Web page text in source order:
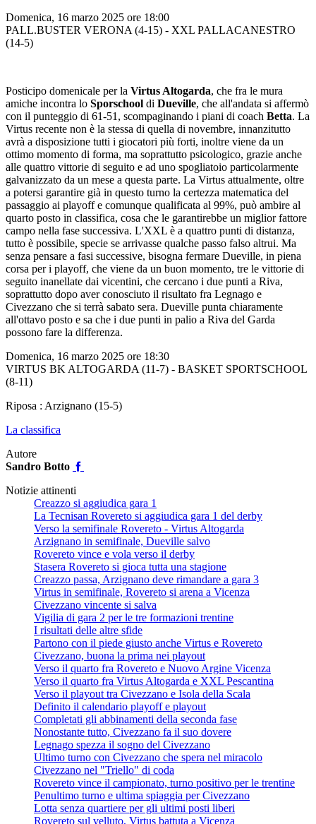
Domenica, 16 marzo 2025 ore 18:00
PALL.BUSTER VERONA (4-15) - XXL PALLACANESTRO
(14-5)
Posticipo domenicale per la Virtus Altogarda, che fra le mura
amiche incontra lo Sporschool di Dueville, che all'andata si affermò
con il punteggio di 61-51, scompaginando i piani di coach Betta. La
Virtus recente non è la stessa di quella di novembre, innanzitutto
avrà a disposizione tutti i giocatori più forti, inoltre viene da un
ottimo momento di forma, ma soprattutto psicologico, grazie anche
alle quattro vittorie di seguito e ad uno spogliatoio particolarmente
galvanizzato da un mese a questa parte. La Virtus attualmente, oltre
a potersi garantire già in questo turno la certezza matematica del
passaggio ai playoff e comunque qualificata al 99%, può ambire al
quarto posto in classifica, cosa che le garantirebbe un miglior fattore
campo nella fase successiva. L'XXL è a quattro punti di distanza,
tutto è possibile, specie se arrivasse qualche passo falso altrui. Ma
senza pensare a fasi successive, bisogna fermare Dueville, in piena
corsa per i playoff, che viene da un buon momento, tre le vittorie di
seguito inanellate dai vicentini, che cercano i due punti a Riva,
soprattutto dopo aver conosciuto il risultato fra Legnago e
Civezzano che si terrà sabato sera. Dueville punta chiaramente
all'ottavo posto e sa che i due punti in palio a Riva del Garda
possono fare la differenza.
Domenica, 16 marzo 2025 ore 18:30
VIRTUS BK ALTOGARDA (11-7) - BASKET SPORTSCHOOL
(8-11)
Riposa : Arzignano (15-5)
La classifica
Autore
Sandro Botto
Notizie attinenti
Creazzo si aggiudica gara 1
La Tecnisan Rovereto si aggiudica gara 1 del derby
Verso la semifinale Rovereto - Virtus Altogarda
Arzignano in semifinale, Dueville salvo
Rovereto vince e vola verso il derby
Stasera Rovereto si gioca tutta una stagione
Creazzo passa, Arzignano deve rimandare a gara 3
Virtus in semifinale, Rovereto si arena a Vicenza
Civezzano vincente si salva
Vigilia di gara 2 per le tre formazioni trentine
I risultati delle altre sfide
Partono con il piede giusto anche Virtus e Rovereto
Civezzano, buona la prima nei playout
Verso il quarto fra Rovereto e Nuovo Argine Vicenza
Verso il quarto fra Virtus Altogarda e XXL Pescantina
Verso il playout tra Civezzano e Isola della Scala
Definito il calendario playoff e playout
Completati gli abbinamenti della seconda fase
Nonostante tutto, Civezzano fa il suo dovere
Legnago spezza il sogno del Civezzano
Ultimo turno con Civezzano che spera nel miracolo
Civezzano nel "Triello" di coda
Rovereto vince il campionato, turno positivo per le trentine
Penultimo turno e ultima spiaggia per Civezzano
Lotta senza quartiere per gli ultimi posti liberi
Rovereto sul velluto, Virtus battuta a Vicenza